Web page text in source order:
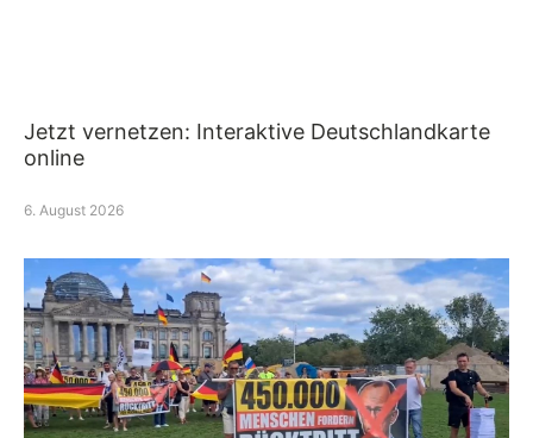
Jetzt vernetzen: Interaktive Deutschlandkarte
online
6. August 2026